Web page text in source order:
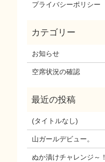
プライバシーポリシー
お知らせ
空席状況の確認
(タイトルなし)
山ガールデビュー。
ぬか漬けチャレンジ～！